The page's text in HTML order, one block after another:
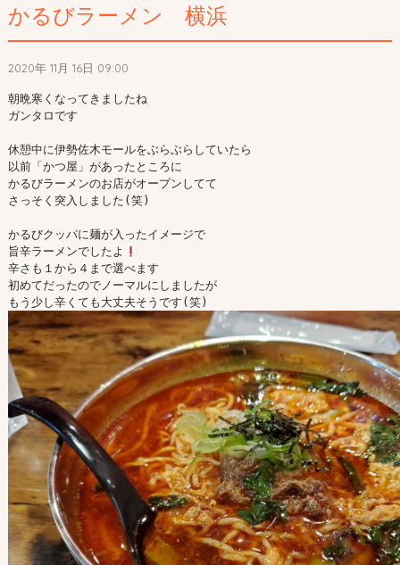
かるびラーメン 横浜
2020年 11月 16日 09:00
朝晩寒くなってきましたね
ガンタロです
休憩中に伊勢佐木モールをぶらぶらしていたら
以前「かつ屋」があったところに
かるびラーメンのお店がオープンしてて
さっそく突入しました(笑)
かるびクッパに麺が入ったイメージで
旨辛ラーメンでしたよ
辛さも１から４まで選べます
初めてだったのでノーマルにしましたが